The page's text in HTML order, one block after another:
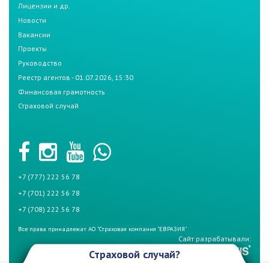
Лицензии и др.
Новости
Вакансии
Проекты
Руководство
Реестр агентов - 01.07.2026, 15:30
Финансовая грамотность
Страховой случай
+7 (777) 222 56 78
+7 (701) 222 56 78
+7 (708) 222 56 78
Все права принадлежат АО "Страховая компания "ЕВРАЗИЯ"
Сайт разрабатывали:
Страховой случай?